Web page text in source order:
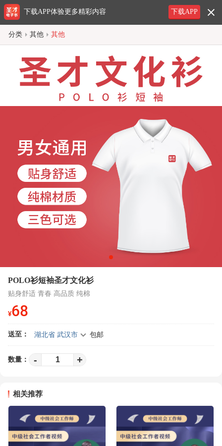
分类 其他 其他
POLO衫短袖圣才文化衫
贴身舒适 青春 高品质 纯棉
¥68
送至： 湖北省 武汉市 包邮
数量： - +
相关推荐
下载APP
下载APP体验更多精彩内容